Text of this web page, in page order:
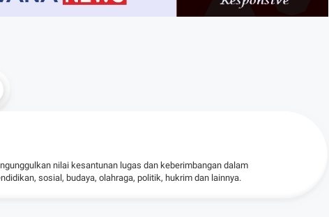
nilai kesantunan lugas dan keberimbangan dalam
sosial, budaya, olahraga, politik, hukrim dan lainnya.